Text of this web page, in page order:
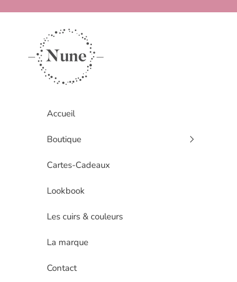
www.nune.fr
Accueil
Boutique
Cartes-Cadeaux
Lookbook
Les cuirs & couleurs
La marque
Contact